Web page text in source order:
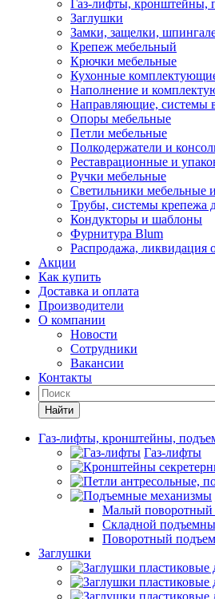
Газ-лифты, кронштейны,
Заглушки
Замки, защелки,
Крепеж мебельный
Крючки мебельные
Кухонные
Наполнение и
Направляющие, системы
Опоры мебельные
Петли мебельные
Полкодержатели и
Реставрационные и
Ручки мебельные
Светильники мебельные
Трубы, системы крепежа
Кондукторы и шаблоны
Фурнитура Blum
Распродажа, ликвидация
Акции
Как купить
Доставка и оплата
Производители
О компании
Новости
Сотрудники
Вакансии
Контакты
Найти
Газ-лифты, кронштейны,
Газ-лифты
Малый поворотный
Складной
Поворотный
Заглушки